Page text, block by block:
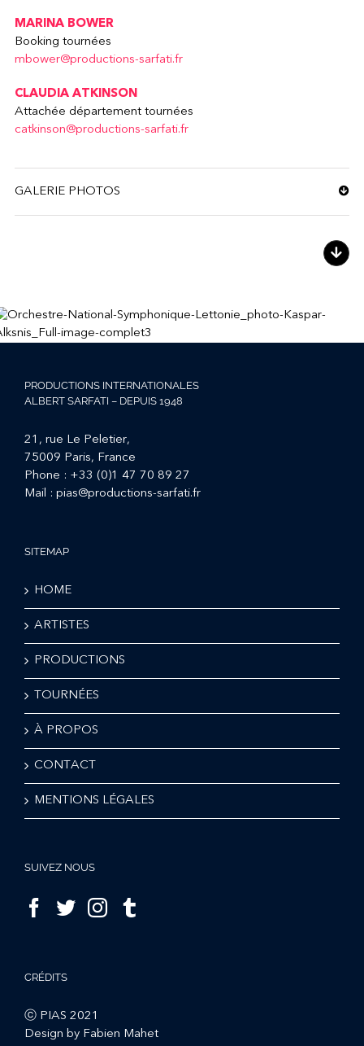
MARINA BOWER
Booking tournées
mbower@productions-sarfati.fr
CLAUDIA ATKINSON
Attachée département tournées
catkinson@productions-sarfati.fr
GALERIE PHOTOS
PRODUCTIONS INTERNATIONALES
ALBERT SARFATI – DEPUIS 1948
21, rue Le Peletier,
75009 Paris, France
Phone : +33 (0)1 47 70 89 27
Mail : pias@productions-sarfati.fr
SITEMAP
HOME
ARTISTES
PRODUCTIONS
TOURNÉES
À PROPOS
CONTACT
MENTIONS LÉGALES
SUIVEZ NOUS
CRÉDITS
ⓒ PIAS 2021
Design by Fabien Mahet